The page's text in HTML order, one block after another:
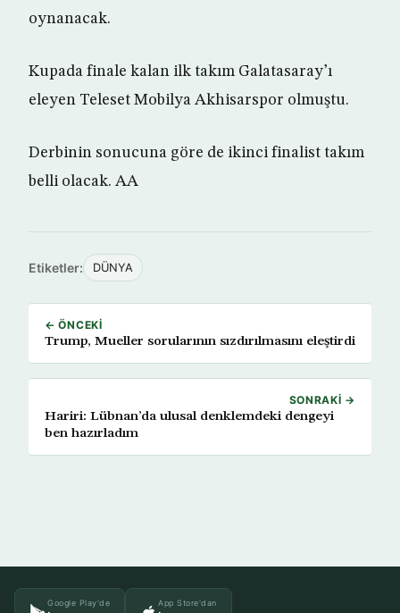
oynanacak.
Kupada finale kalan ilk takım Galatasaray’ı
eleyen Teleset Mobilya Akhisarspor olmuştu.
Derbinin sonucuna göre de ikinci finalist takım
belli olacak. AA
Etiketler: DÜNYA
← ÖNCEKI
Trump, Mueller sorularının sızdırılmasını eleştirdi
SONRAKI →
Hariri: Lübnan’da ulusal denklemdeki dengeyi
ben hazırladım
Google Play'de App Store'dan